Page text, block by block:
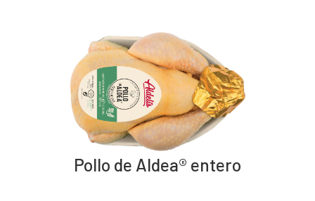
Pollo de Aldea® entero